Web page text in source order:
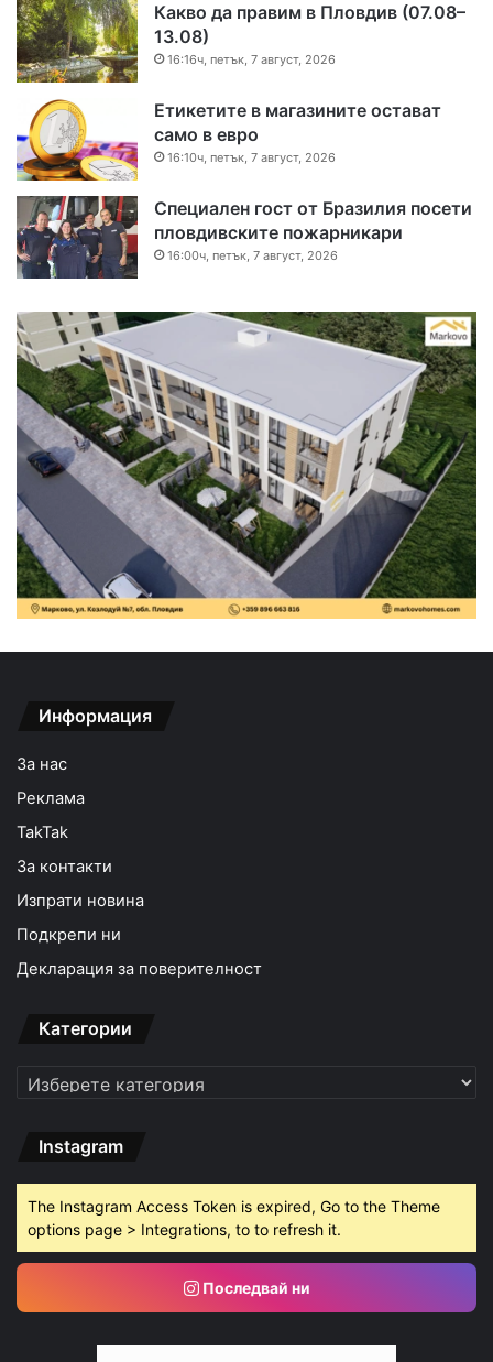
Какво да правим в Пловдив (07.08–
13.08)
16:16ч, петък, 7 август, 2026
Етикетите в магазините остават
само в евро
16:10ч, петък, 7 август, 2026
Специален гост от Бразилия посети
пловдивските пожарникари
16:00ч, петък, 7 август, 2026
Информация
За нас
Реклама
TakTak
За контакти
Изпрати новина
Подкрепи ни
Декларация за поверителност
Категории
Категории
Instagram
The Instagram Access Token is expired, Go to the Theme
options page > Integrations, to to refresh it.
Последвай ни